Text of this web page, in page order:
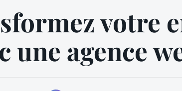
votre
une agence